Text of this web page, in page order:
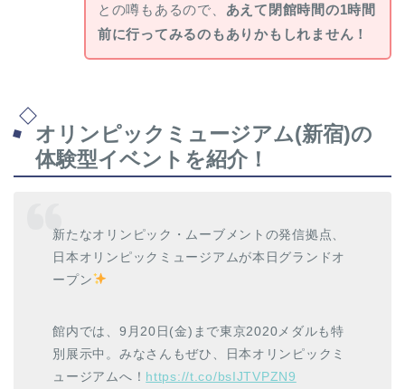
との噂もあるので、 あえて閉館時間の1時間
前に行ってみるのもありかもしれません！
オリンピックミュージアム(新宿)の
体験型イベントを紹介！
新たなオリンピック・ムーブメントの発信拠点、
日本オリンピックミュージアムが本日グランドオ
ープン
館内では、9月20日(金)まで東京2020メダルも特
別展示中。みなさんもぜひ、日本オリンピックミ
ュージアムへ！ https://t.co/bsIJTVPZN9